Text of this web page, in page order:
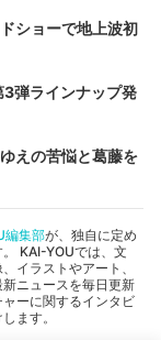
ショーで地上波初
弾ラインナップ発
えの苦悩と葛藤を
編集部が、独自に定め
KAI-YOUでは、文
イラストやアート、
ニュースを毎日更新
ーに関するインタビ
ます。